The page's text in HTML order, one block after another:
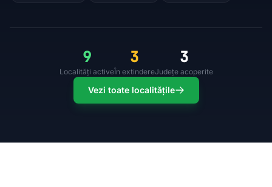
9
Localități active
3
În extindere
3
Județe acoperite
Vezi toate localitățile